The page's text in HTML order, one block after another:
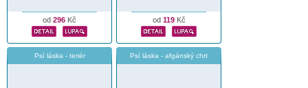
od 296 Kč od 119Kč
Psí láska - teriér Psí láska - afgánský chrt